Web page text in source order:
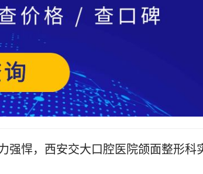
强悍，西安交大口腔医院颌面整形科